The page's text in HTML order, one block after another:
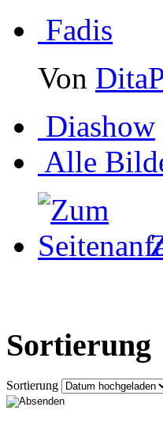
Fadis
Von
Diashow
Alle
Sortierung
Sortierung